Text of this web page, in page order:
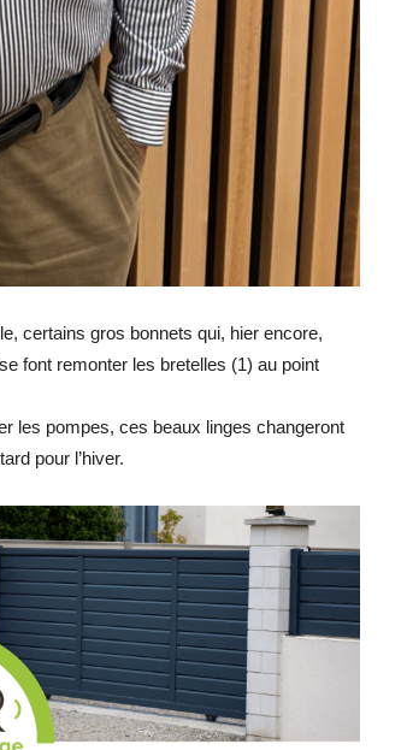
certains gros bonnets qui, hier encore,
font remonter les bretelles (1) au point
les pompes, ces beaux linges changeront
pour l’hiver.